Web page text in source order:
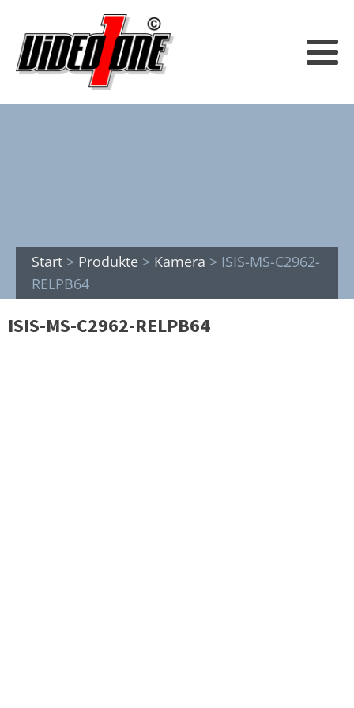
Start > Produkte > Kamera > ISIS-MS-C2962-
RELPB64
ISIS-MS-C2962-RELPB64